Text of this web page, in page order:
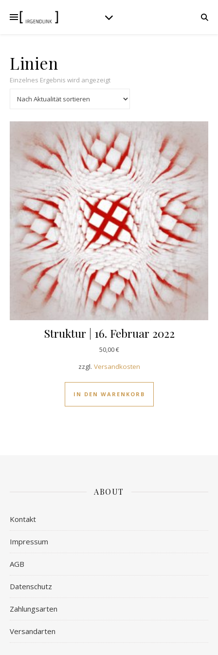
Linien
Einzelnes Ergebnis wird angezeigt
Struktur | 16. Februar 2022
50,00€
zzgl. Versandkosten
IN DEN WARENKORB
ABOUT
Kontakt
Impressum
AGB
Datenschutz
Zahlungsarten
Versandarten